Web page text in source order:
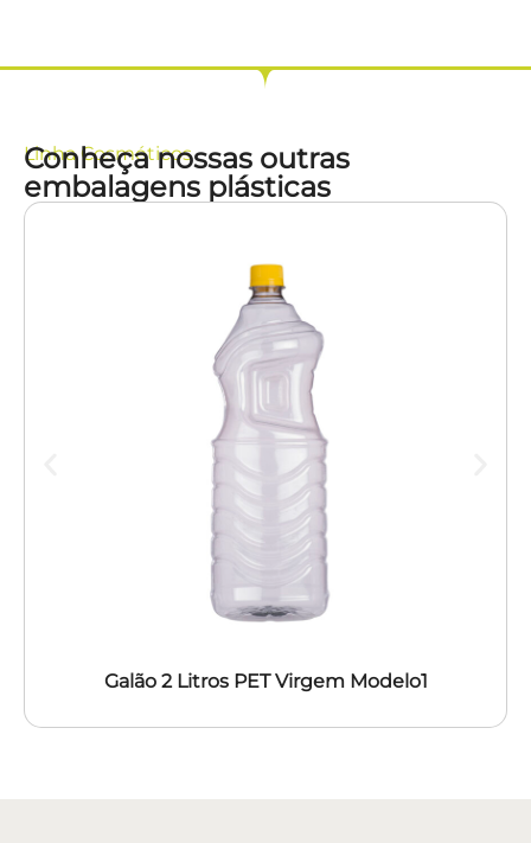
LinhaCosméticos
Conheça nossas outras
embalagens plásticas
Galão 2 Litros PET Virgem Modelo1